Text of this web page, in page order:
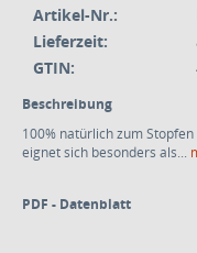
Artikel-Nr.:
Lieferzeit:
GTIN:
Beschreibung
100% natürlich zum
eignet sich besonders als...
PDF - Datenblatt